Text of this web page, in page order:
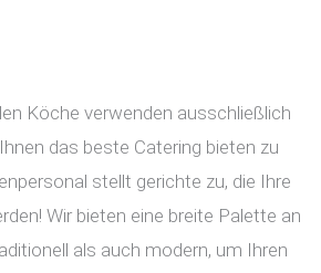
Köche verwenden ausschließlich
das beste Catering bieten zu
stellt gerichte zu, die Ihre
Wir bieten eine breite Palette an
als auch modern, um Ihren